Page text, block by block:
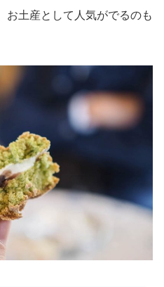
お土産として人気がでるのも